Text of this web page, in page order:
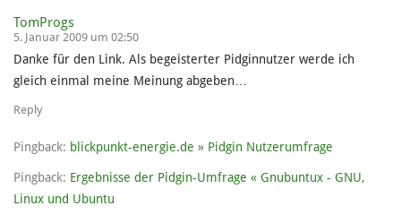
TomProgs
5. Januar 2009 um 02:50
Danke für den Link. Als begeisterter Pidginnutzer werde ich
gleich einmal meine Meinung abgeben…
Reply
Pingback: blickpunkt-energie.de » Pidgin Nutzerumfrage
Pingback: Ergebnisse der Pidgin-Umfrage « Gnubuntux - GNU,
Linux und Ubuntu